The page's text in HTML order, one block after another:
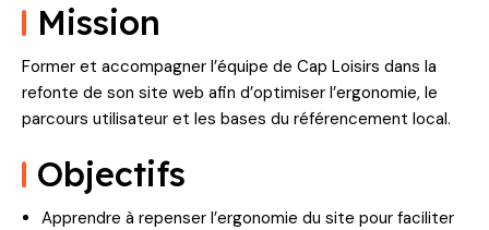
Mission
Former et accompagner l’équipe de Cap Loisirs dans la
refonte de son site web afin d’optimiser l’ergonomie, le
parcours utilisateur et les bases du référencement local.
Objectifs
Apprendre à repenser l’ergonomie du site pour faciliter